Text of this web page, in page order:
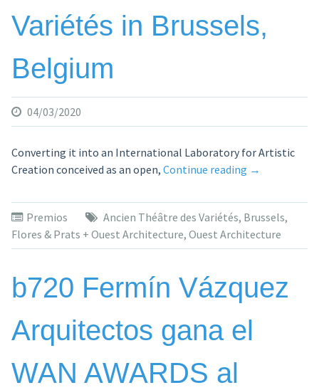
Variétés in Brussels,
Belgium
04/03/2020
Converting it into an International Laboratory for Artistic
Creation conceived as an open, Continue reading «Flores
Prats
+
Ouest
the
to
renovate
→
Premios Ancien Théâtre des Variétés, Brussels,
Flores & Prats + Ouest Architecture, Ouest Architecture
b720 Fermín Vázquez
Arquitectos gana el
WAN AWARDS al